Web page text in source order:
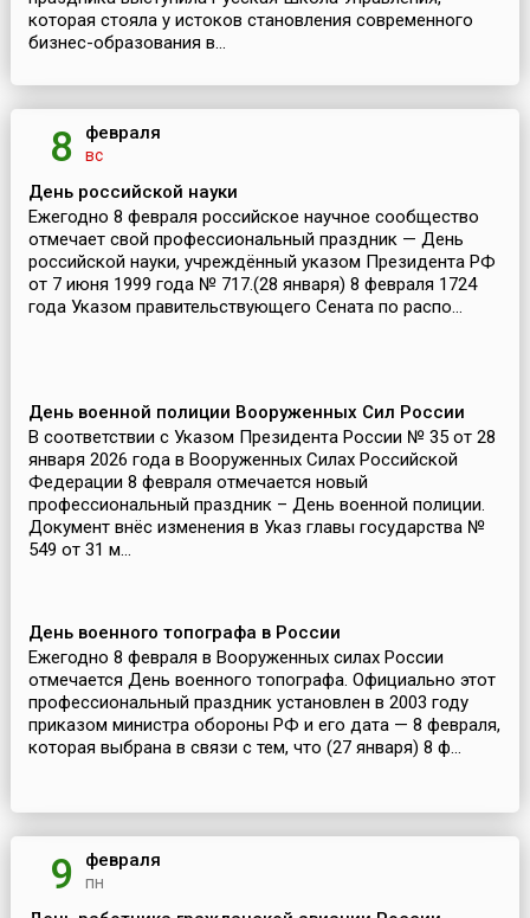
которая стояла у истоков становления современного
бизнес-образования в...
8 февраля
вс
День российской науки
Ежегодно 8 февраля российское научное сообщество
отмечает свой профессиональный праздник — День
российской науки, учреждённый указом Президента РФ
от 7 июня 1999 года № 717.(28 января) 8 февраля 1724
года Указом правительствующего Сената по распо...
День военной полиции Вооруженных Сил России
В соответствии с Указом Президента России № 35 от 28
января 2026 года в Вооруженных Силах Российской
Федерации 8 февраля отмечается новый
профессиональный праздник – День военной полиции.
Документ внёс изменения в Указ главы государства №
549 от 31 м...
День военного топографа в России
Ежегодно 8 февраля в Вооруженных силах России
отмечается День военного топографа. Официально этот
профессиональный праздник установлен в 2003 году
приказом министра обороны РФ и его дата — 8 февраля,
которая выбрана в связи с тем, что (27 января) 8 ф...
9 февраля
пн